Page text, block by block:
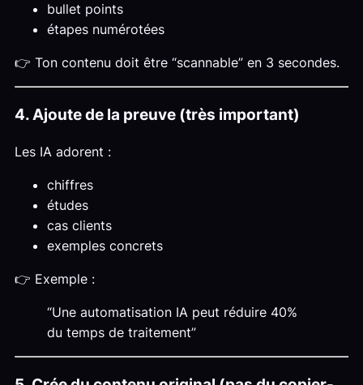
bullet points
étapes numérotées
👉 Ton contenu doit être “scannable” en 3 secondes.
4. Ajoute de la preuve (très important)
Les IA adorent :
chiffres
études
cas clients
exemples concrets
👉 Exemple :
“Une automatisation IA peut réduire 40%
du temps de traitement”